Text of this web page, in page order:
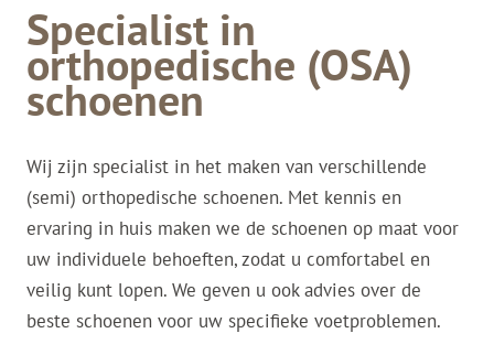
Specialist in
orthopedische (OSA)
schoenen
Wij zijn specialist in het maken van verschillende
(semi) orthopedische schoenen. Met kennis en
ervaring in huis maken we de schoenen op maat voor
uw individuele behoeften, zodat u comfortabel en
veilig kunt lopen. We geven u ook advies over de
beste schoenen voor uw specifieke voetproblemen.